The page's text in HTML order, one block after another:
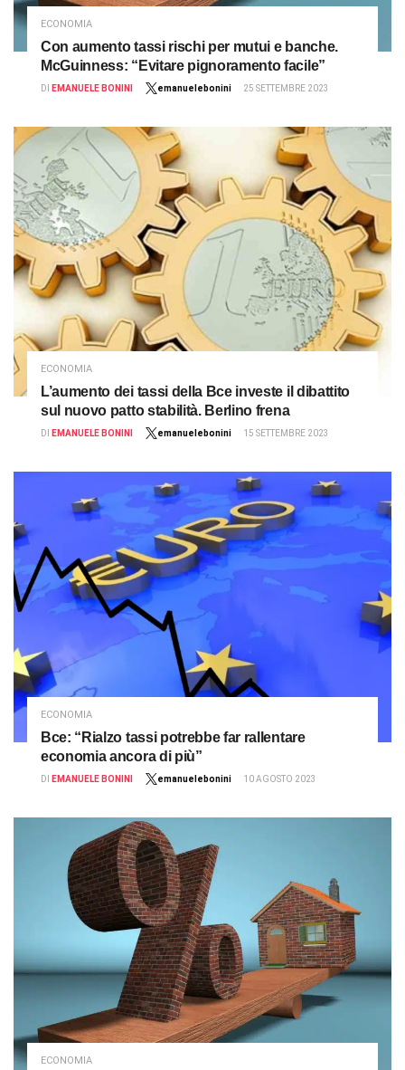
ECONOMIA
Con aumento tassi rischi per mutui e banche.
McGuinness: “Evitare pignoramento facile”
DI EMANUELE BONINI emanuelebonini 25 SETTEMBRE 2023
ECONOMIA
L’aumento dei tassi della Bce investe il dibattito
sul nuovo patto stabilità. Berlino frena
DI EMANUELE BONINI emanuelebonini 15 SETTEMBRE 2023
ECONOMIA
Bce: “Rialzo tassi potrebbe far rallentare
economia ancora di più”
DI EMANUELE BONINI emanuelebonini 10 AGOSTO 2023
ECONOMIA